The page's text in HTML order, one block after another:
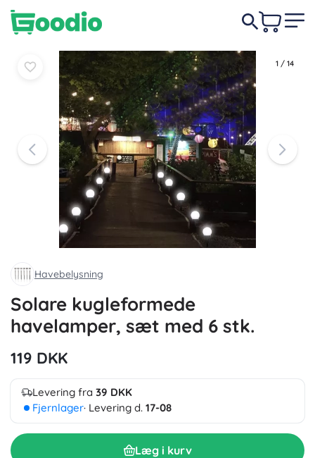
1 / 14
Havebelysning
Solare kugleformede
havelamper, sæt med 6 stk.
119 DKK
Levering fra 39 DKK
Fjernlager· Levering d. 17-08
Læg i kurv
119 DKK
Læg i